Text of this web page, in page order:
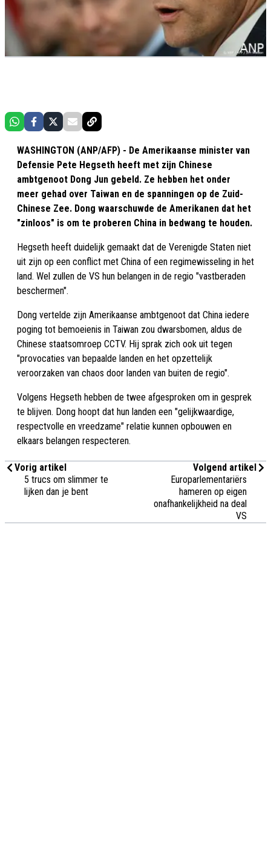
WASHINGTON (ANP/AFP) - De Amerikaanse minister van
Defensie Pete Hegseth heeft met zijn Chinese
ambtgenoot Dong Jun gebeld. Ze hebben het onder
meer gehad over Taiwan en de spanningen op de Zuid-
Chinese Zee. Dong waarschuwde de Amerikanen dat het
"zinloos" is om te proberen China in bedwang te houden.
Hegseth heeft duidelijk gemaakt dat de Verenigde Staten niet
uit zijn op een conflict met China of een regimewisseling in het
land. Wel zullen de VS hun belangen in de regio "vastberaden
beschermen".
Dong vertelde zijn Amerikaanse ambtgenoot dat China iedere
poging tot bemoeienis in Taiwan zou dwarsbomen, aldus de
Chinese staatsomroep CCTV. Hij sprak zich ook uit tegen
"provocaties van bepaalde landen en het opzettelijk
veroorzaken van chaos door landen van buiten de regio".
Volgens Hegseth hebben de twee afgesproken om in gesprek
te blijven. Dong hoopt dat hun landen een "gelijkwaardige,
respectvolle en vreedzame" relatie kunnen opbouwen en
elkaars belangen respecteren.
Vorig artikel
5 trucs om slimmer te
lijken dan je bent
Volgend artikel
Europarlementariërs
hameren op eigen
onafhankelijkheid na deal
VS